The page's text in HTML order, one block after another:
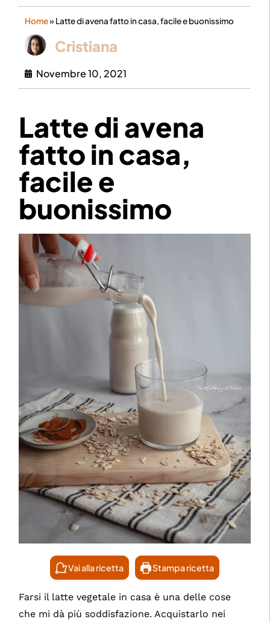
Home»Latte di avena fatto in casa, facile e buonissimo
Cristiana
Novembre 10, 2021
Latte di avena
fatto in casa,
facile e
buonissimo
Vai alla ricetta Stampa ricetta
Farsi il latte vegetale in casa è una delle cose
che mi dà più soddisfazione. Acquistarlo nei